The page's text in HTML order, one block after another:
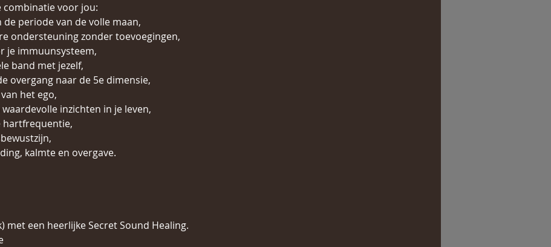
combinatie voor jou:
periode van de volle maan,
ondersteuning zonder toevoegingen,
je immuunsysteem,
band met jezelf,
overgang naar de 5e dimensie,
het ego,
inzichten in je leven,
hartfrequentie,
kalmte en overgave.
met een heerlijke Secret Sound Healing.